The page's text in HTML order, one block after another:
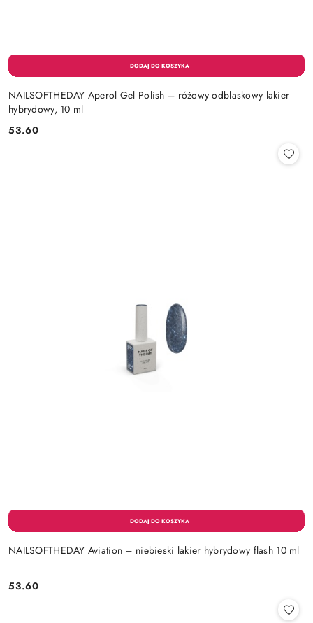
NAILSOFTHEDAY Aperol Gel Polish – różowy odblaskowy lakier
hybrydowy, 10 ml
Cena:
53.60
NAILSOFTHEDAY Aviation – niebieski lakier hybrydowy flash 10 ml
Cena:
53.60